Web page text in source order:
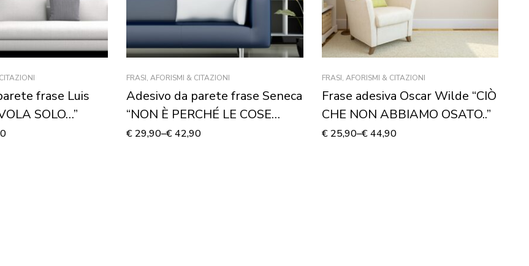
frase Luis
SOLO…”
FRASI, AFORISMI & CITAZIONI
Adesivo da parete frase Seneca
“NON È PERCHÉ LE COSE
SONO DIFFICILI” – Adesivo
€ 29,90–€42,90
FRASI, AFORISMI & CITAZIONI
Frase adesiva Oscar Wilde “CIÒ
CHE NON ABBIAMO OSATO..”
€25,90–€44,90